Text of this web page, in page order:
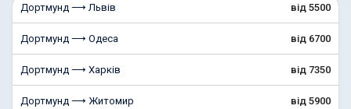
Дортмунд ⟶ Львів від 5500
Дортмунд ⟶ Одеса від 6700
Дортмунд ⟶ Харків від 7350
Дортмунд ⟶ Житомир від 5900